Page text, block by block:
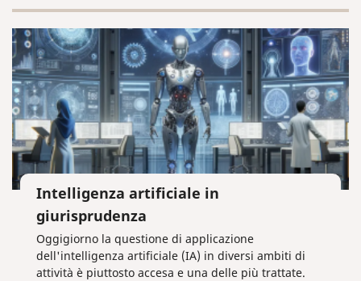
Intelligenza artificiale in
giurisprudenza
Oggigiorno la questione di applicazione
dell'intelligenza artificiale (IA) in diversi ambiti di
attività è piuttosto accesa e una delle più trattate.